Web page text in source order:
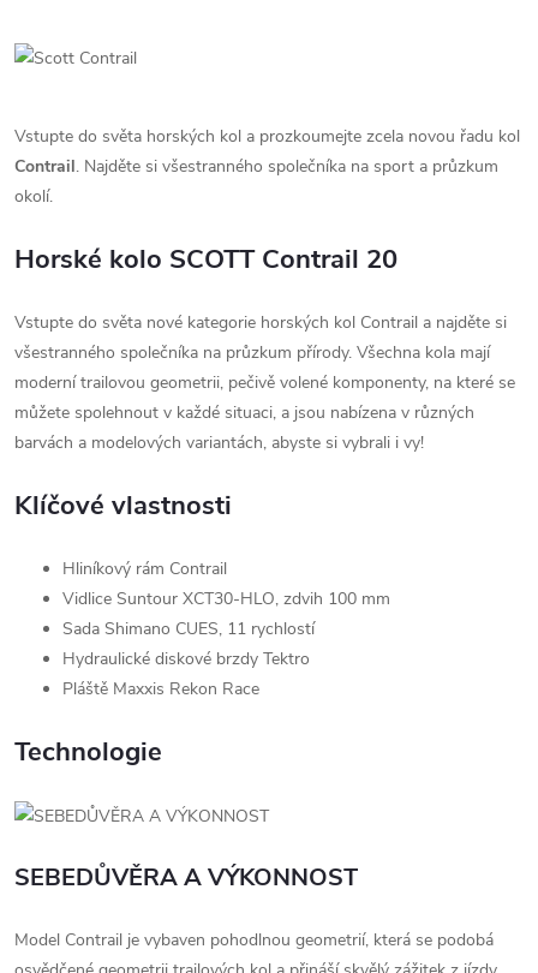
Vstupte do světa horských kol a prozkoumejte zcela novou řadu kol
Contrail. Najděte si všestranného společníka na sport a průzkum
okolí.
Horské kolo SCOTT Contrail 20
Vstupte do světa nové kategorie horských kol Contrail a najděte si
všestranného společníka na průzkum přírody. Všechna kola mají
moderní trailovou geometrii, pečivě volené komponenty, na které se
můžete spolehnout v každé situaci, a jsou nabízena v různých
barvách a modelových variantách, abyste si vybrali i vy!
Klíčové vlastnosti
Hliníkový rám Contrail
Vidlice Suntour XCT30-HLO, zdvih 100 mm
Sada Shimano CUES, 11 rychlostí
Hydraulické diskové brzdy Tektro
Pláště Maxxis Rekon Race
Technologie
SEBEDŮVĚRA A VÝKONNOST
Model Contrail je vybaven pohodlnou geometrií, která se podobá